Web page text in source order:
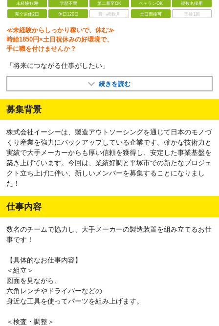
未経験歓迎 学歴不問 第二新卒OK ベテランOK 複数名採用
完全週休2日 休日120日 賞与複数月 土日面接可 面接1回
≪未経験からしっかり稼いで、休む≫
時給1850円×土日祝休みの好環境で、
手に職を付けませんか？
「将来につながる仕事がしたい」
続きを読む
募集背景
株式会社イーシーは、製造アウトソーシングを通じて日本のモノづ
くり産業を強力にバックアップしている企業です。確かな技術力と
実績で大手メーカーからも厚い信頼を獲得し、安定した事業基盤を
築き上げています。今回は、業績好調と平塚市での新たなプロジェ
クト立ち上げに伴い、新しいメンバーを募集することになりまし
た！
仕事内容
数名のチームで協力し、大手メーカーの製造装置を組み立てるお仕
事です！
【具体的なお仕事内容】
＜組立＞
図面を見ながら、
六角レンチやドライバーなどの
身近な工具を使ってパーツを組み上げます。
＜検査・調整＞